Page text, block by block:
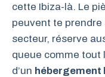
cette Ibiza-là. Le
peuvent te prendre
secteur, réserve
queue comme tout
d’un hébergement